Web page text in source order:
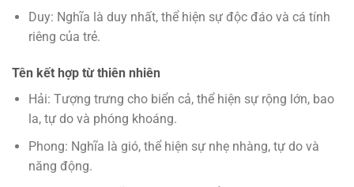
Duy: Nghĩa là duy nhất, thể hiện sự độc đáo và cá tính
riêng của trẻ.
Tên kết hợp từ thiên nhiên
Hải: Tượng trưng cho biển cả, thể hiện sự rộng lớn, bao
la, tự do và phóng khoáng.
Phong: Nghĩa là gió, thể hiện sự nhẹ nhàng, tự do và
năng động.